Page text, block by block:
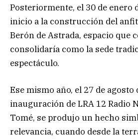
Posteriormente, el 30 de enero
inicio a la construcción del
Berón de Astrada, espacio que
consolidaría como la sede
espectáculo.
Ese mismo año, el 27 de agosto
inauguración de LRA 12 Radio
Tomé, se produjo un hecho
relevancia, cuando desde la